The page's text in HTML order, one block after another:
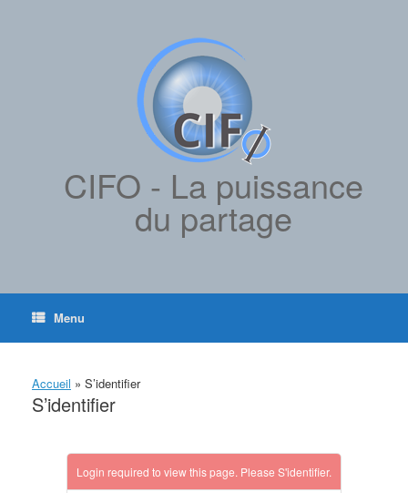
CIFO - La puissance
du partage
Menu
Accueil » S’identifier
S’identifier
Login required to view this page. Please S'identifier.